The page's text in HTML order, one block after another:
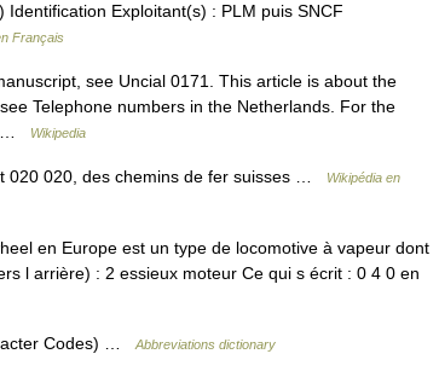
Exploitant(s) : PLM puis SNCF
Français
see Uncial 0171. This article is about the
Telephone numbers in the Netherlands. For the
…
Wikipedia
020 020, des chemins de fer suisses …
Wikipédia en
en Europe est un type de locomotive à vapeur dont
l arrière) : 2 essieux moteur Ce qui s écrit : 0 4 0 en
Codes) … Abbreviations dictionary